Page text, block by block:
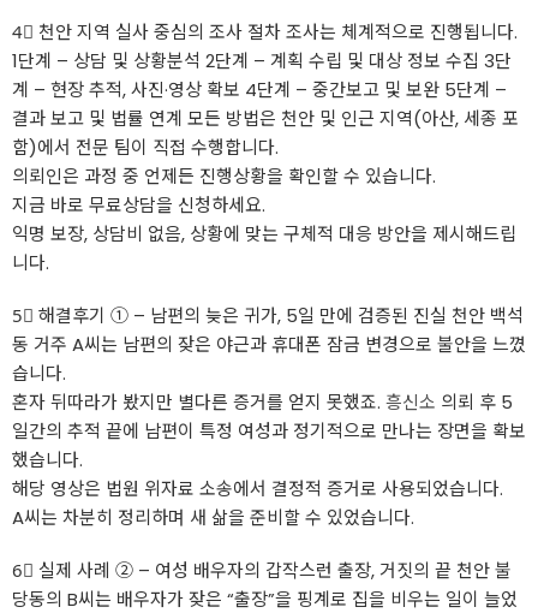
4⃣ 천안 지역 실사 중심의 조사 절차 조사는 체계적으로 진행됩니다.
1단계 – 상담 및 상황분석 2단계 – 계획 수립 및 대상 정보 수집 3단
계 – 현장 추적, 사진·영상 확보 4단계 – 중간보고 및 보완 5단계 –
결과 보고 및 법률 연계 모든 방법은 천안 및 인근 지역(아산, 세종 포
함)에서 전문 팀이 직접 수행합니다.
의뢰인은 과정 중 언제든 진행상황을 확인할 수 있습니다.
지금 바로 무료상담을 신청하세요.
익명 보장, 상담비 없음, 상황에 맞는 구체적 대응 방안을 제시해드립
니다.
5⃣ 해결후기 ① – 남편의 늦은 귀가, 5일 만에 검증된 진실 천안 백석
동 거주 A씨는 남편의 잦은 야근과 휴대폰 잠금 변경으로 불안을 느꼈
습니다.
혼자 뒤따라가 봤지만 별다른 증거를 얻지 못했죠. 흥신소 의뢰 후 5
일간의 추적 끝에 남편이 특정 여성과 정기적으로 만나는 장면을 확보
했습니다.
해당 영상은 법원 위자료 소송에서 결정적 증거로 사용되었습니다.
A씨는 차분히 정리하며 새 삶을 준비할 수 있었습니다.
6⃣ 실제 사례 ② – 여성 배우자의 갑작스런 출장, 거짓의 끝 천안 불
당동의 B씨는 배우자가 잦은 “출장”을 핑계로 집을 비우는 일이 늘었